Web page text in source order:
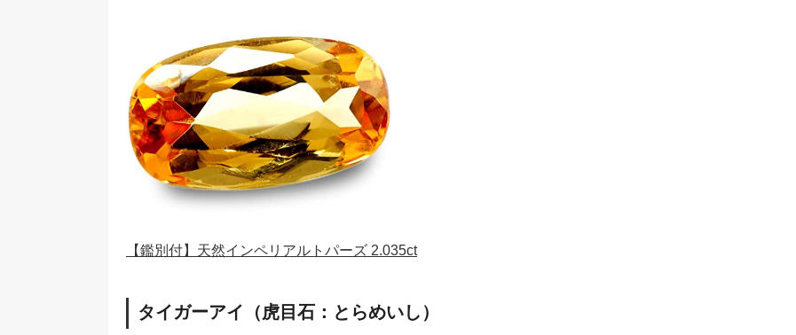
【鑑別付】天然インペリアルトパーズ 2.035ct
タイガーアイ（虎目石：とらめいし）